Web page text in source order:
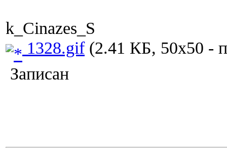
k_Cinazes_S
1328.gif(2.41 КБ, 50x50 -
Записан